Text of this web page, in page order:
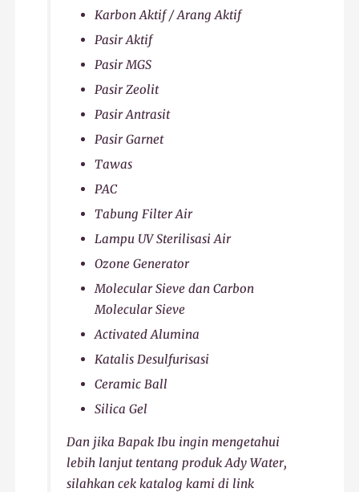
Karbon Aktif / Arang Aktif
Pasir Aktif
Pasir MGS
Pasir Zeolit
Pasir Antrasit
Pasir Garnet
Tawas
PAC
Tabung Filter Air
Lampu UV Sterilisasi Air
Ozone Generator
Molecular Sieve dan Carbon
Molecular Sieve
Activated Alumina
Katalis Desulfurisasi
Ceramic Ball
Silica Gel
Dan jika Bapak Ibu ingin mengetahui
lebih lanjut tentang produk Ady Water,
silahkan cek katalog kami di link